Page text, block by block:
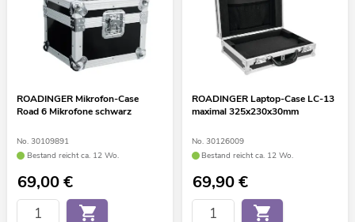
ROADINGER Mikrofon-Case
Road 6 Mikrofone schwarz
No. 30109891
Bestand reicht ca. 12 Wo.
69,00€
ROADINGER Laptop-Case LC-13
maximal 325x230x30mm
No. 30126009
Bestand reicht ca. 12 Wo.
69,90€